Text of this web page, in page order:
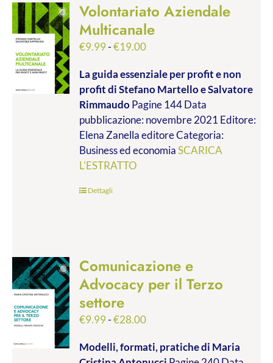
Volontariato Aziendale
Multicanale
€9.99-€19.00Fascia
prezzo:
da
€9.99
a
€19.00
La guida essenziale per profit e non
profitdi Stefano Martello e Salvatore
RimmaudoPagine 144 Data
pubblicazione: novembre 2021 Editore:
Elena Zanella editore Categoria:
Business ed economiaSCARICA
L'ESTRATTO
Dettagli
Comunicazione e
Advocacy per il Terzo
settore
€9.99-€28.00Fascia
prezzo:
Modelli, formati, pratichedi Maria